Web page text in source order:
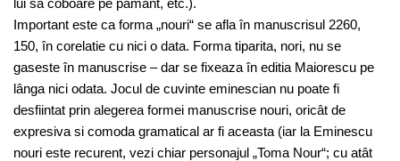
lui sa coboare pe pamânt, etc.).
Important este ca forma „nouri“ se afla în manuscrisul 2260,
150, în corelatie cu nici o data. Forma tiparita, nori, nu se
gaseste în manuscrise – dar se fixeaza în editia Maiorescu pe
lânga nici odata. Jocul de cuvinte eminescian nu poate fi
desfiintat prin alegerea formei manuscrise nouri, oricât de
expresiva si comoda gramatical ar fi aceasta (iar la Eminescu
nouri este recurent, vezi chiar personajul „Toma Nour“; cu atât